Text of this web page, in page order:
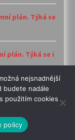
plán. Týká se
plán. Týká se i
plán.
nejsnadnější
budete nadále
použitím cookies
policy